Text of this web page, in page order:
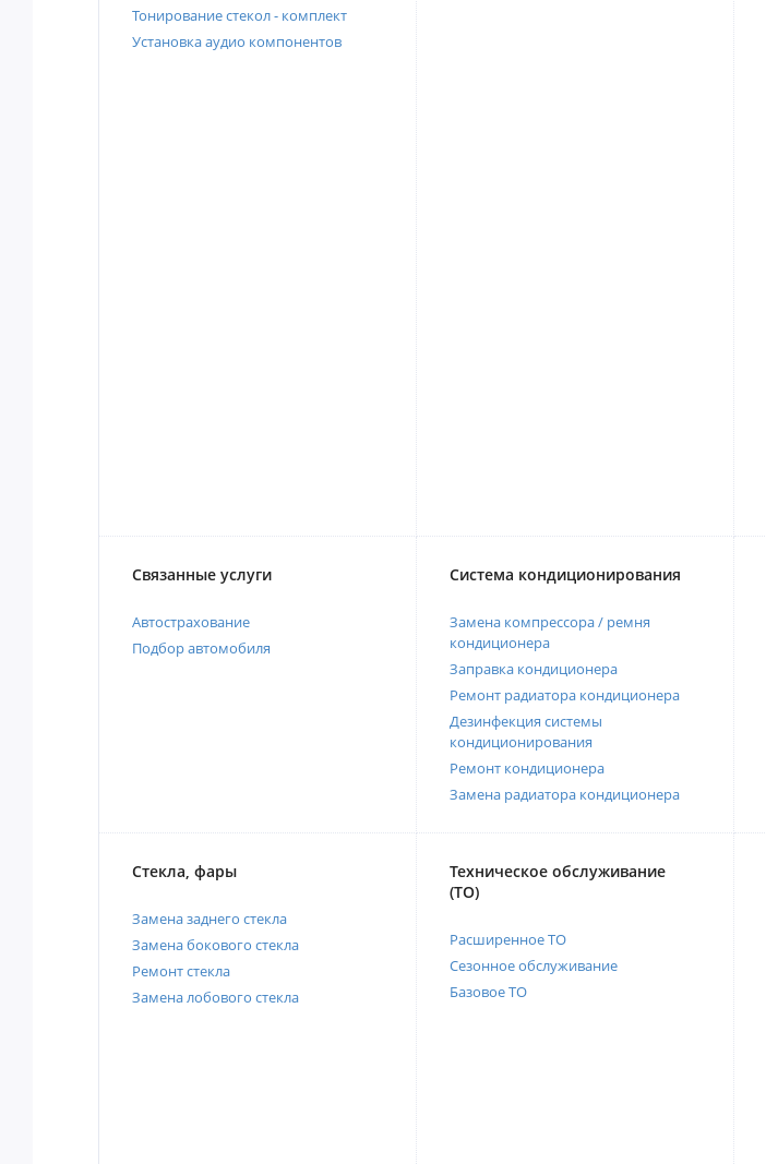
Тонирование стекол - комплект
Установка аудио компонентов
Связанные услуги
Автострахование
Подбор автомобиля
Система кондиционирования
Замена компрессора / ремня
кондиционера
Заправка кондиционера
Ремонт радиатора кондиционера
Дезинфекция системы
кондиционирования
Ремонт кондиционера
Замена радиатора кондиционера
Стекла, фары
Замена заднего стекла
Замена бокового стекла
Ремонт стекла
Замена лобового стекла
Техническое обслуживание
(ТО)
Расширенное ТО
Сезонное обслуживание
Базовое ТО